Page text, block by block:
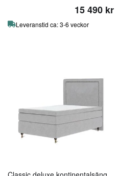
15 490 kr
Leveranstid ca: 3-6 veckor